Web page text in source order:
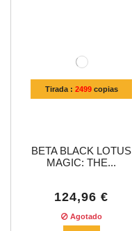
Tirada : 2499copias
BETA BLACK LOTUS
MAGIC: THE...
124,96 €
Agotado